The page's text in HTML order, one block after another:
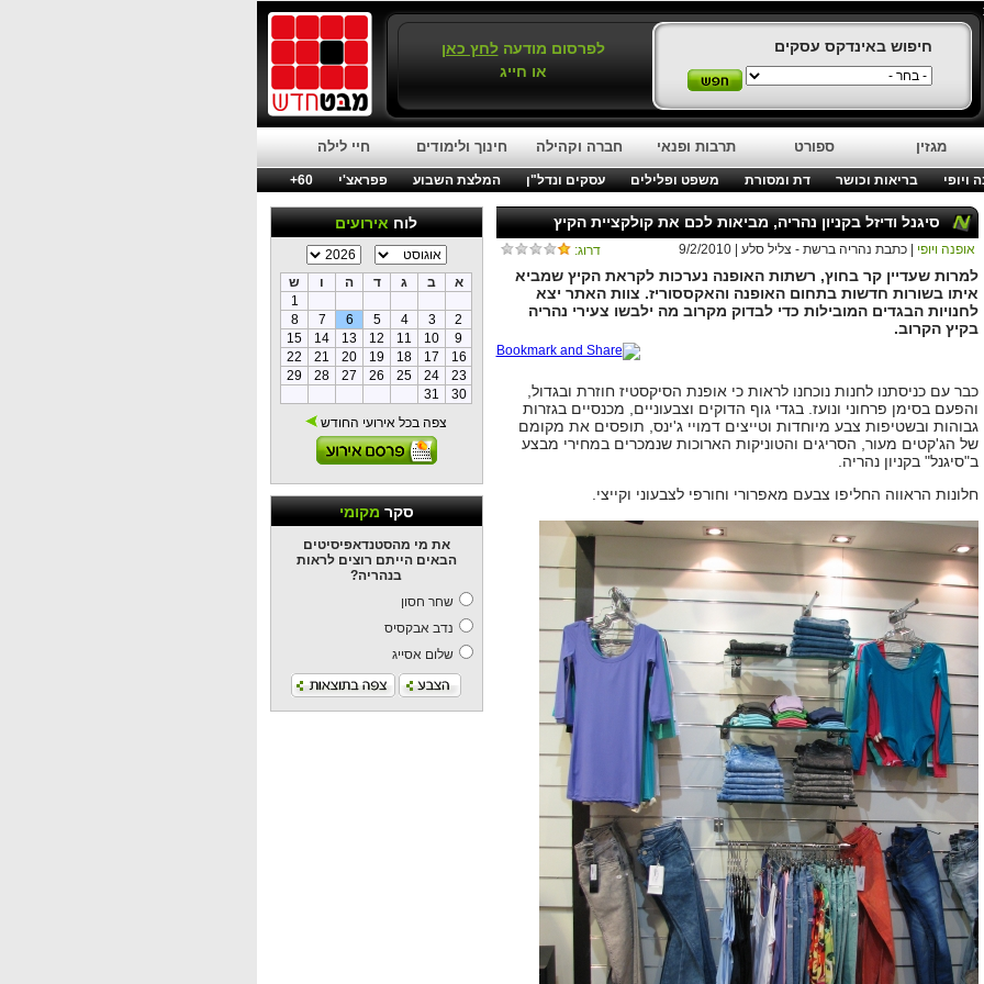
חיפוש באינדקס עסקים לפרסום מודעהלחץ כאן
או חייג
מגזין ספורט תרבות ופנאי חברה וקהילה חינוך ולימודים חיי לילה
ויופי בריאות וכושר דת ומסורת משפט ופלילים עסקים ונדל"ן המלצת השבוע פפראצ'י
60+
לוחאירועים
א ב ג ד ה ו
ש
1
2
3
4
5
6
7
8
9
10
11
12
13
14
15
16
17
18
19
20
21
22
23
24
25
26
27
28
29
30
31
צפה בכל אירועי החודש
סקרמקומי
את מי מהסטנדאפיסיטים
הבאים הייתם רוצים לראות
בנהריה?
שחר חסון
נדב אבקסיס
שלום אסייג
סיגנל ודיזל בקניון נהריה, מביאות לכם את קולקציית הקיץ
דרוג: אופנה ויופי | כתבת נהריה ברשת - צליל סלע | 9/2/2010
למרות שעדיין קר בחוץ, רשתות האופנה נערכות לקראת הקיץ שמביא
איתו בשורות חדשות בתחום האופנה והאקססוריז. צוות האתר יצא
לחנויות הבגדים המובילות כדי לבדוק מקרוב מה ילבשו צעירי נהריה
בקיץ הקרוב.
כבר עם כניסתנו לחנות נוכחנו לראות כי אופנת הסיקסטיז חוזרת ובגדול,
והפעם בסימן פרחוני ונועז. בגדי גוף הדוקים וצבעוניים, מכנסיים בגזרות
גבוהות ובשטיפות צבע מיוחדות וטייצים דמויי ג'ינס, תופסים את מקומם
של הג'קטים מעור, הסריגים והטוניקות הארוכות שנמכרים במחירי מבצע
ב"סיגנל" בקניון נהריה.
חלונות הראווה החליפו צבעם מאפרורי וחורפי לצבעוני וקייצי.